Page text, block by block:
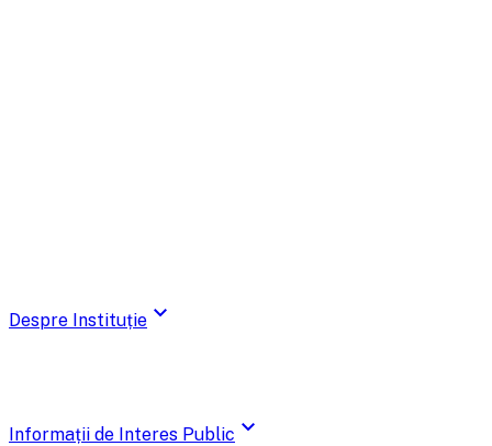
Despre Instituție expand_more
Informații de Interes Public expand_more